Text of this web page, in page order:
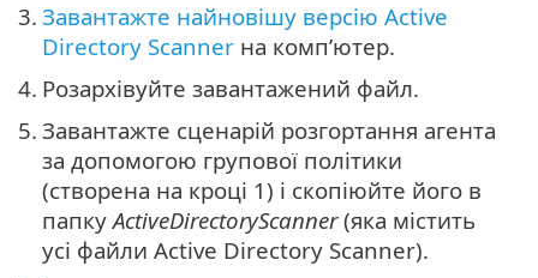
3. Завантажте найновішу версію Active
Directory Scanner на комп’ютер.
4. Розархівуйте завантажений файл.
5. Завантажте сценарій розгортання агента
за допомогою групової політики
(створена на кроці 1) і скопіюйте його в
папкуActiveDirectoryScanner(яка містить
усі файли Active Directory Scanner).